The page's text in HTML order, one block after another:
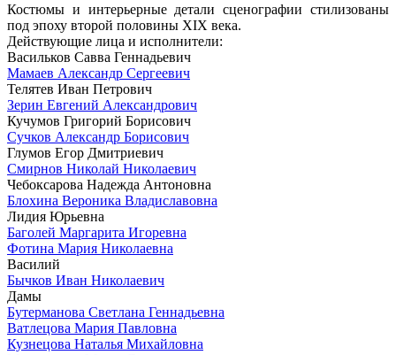
Костюмы и интерьерные детали сценографии стилизованы
под эпоху второй половины XIX века.
Действующие лица и исполнители:
Васильков Савва Геннадьевич
Мамаев Александр Сергеевич
Телятев Иван Петрович
Зерин Евгений Александрович
Кучумов Григорий Борисович
Сучков Александр Борисович
Глумов Егор Дмитриевич
Смирнов Николай Николаевич
Чебоксарова Надежда Антоновна
Блохина Вероника Владиславовна
Лидия Юрьевна
Баголей Маргарита Игоревна
Фотина Мария Николаевна
Василий
Бычков Иван Николаевич
Дамы
Бутерманова Светлана Геннадьевна
Ватлецова Мария Павловна
Кузнецова Наталья Михайловна